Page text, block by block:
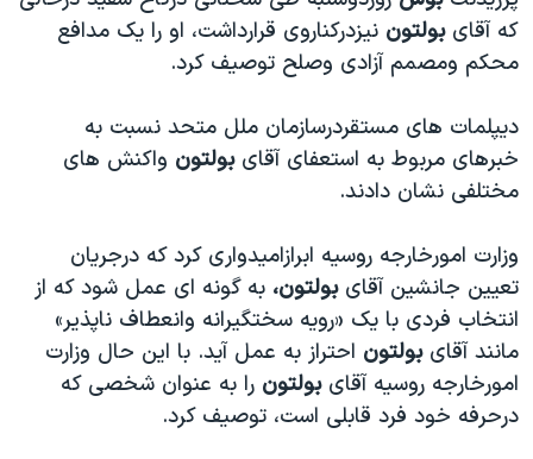
فرهنگ و زندگی
حقوق شهروندی
علم و فناوری
اسرائیل در جنگ
آرشیو پخش زنده
مستندها
انتخابات ریاست جمهوری آمریکا ۲۰۲۴
رمز مهسا
ورزش زنان در ایران
مجموعه مستندهای دادخواهی
تریبونال مردمی آبان ۹۸
دادگاه حمید نوری
چهل سال گروگان‌گیری
دنبال کنید
زبانهای مختلف
که آقایبولتون نيزدرکناروی قرارداشت، او را يک مدافع
محکم ومصمم آزادی وصلح توصيف کرد.
ديپلمات های مستقردرسازمان ملل متحد نسبت به
خبرهای مربوط به استعفای آقایبولتون واکنش های
مختلفی نشان دادند.
وزارت امورخارجه روسيه ابرازاميدواری کرد که درجريان
تعيين جانشين آقایبولتون، به گونه ای عمل شود که از
انتخاب فردی با يک «رويه سختگيرانه وانعطاف ناپذير»
مانند آقایبولتون احتراز به عمل آيد. با اين حال وزارت
امورخارجه روسيه آقایبولتون را به عنوان شخصی که
درحرفه خود فرد قابلی است، توصيف کرد.